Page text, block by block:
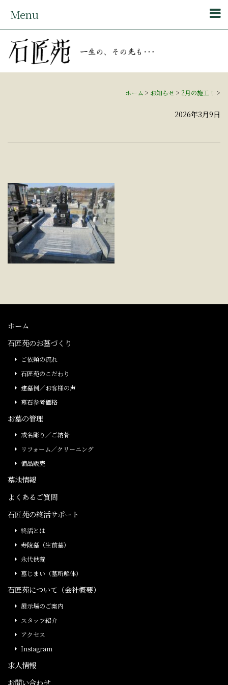
Menu
ホーム > お知らせ> 2月の施工！ >
2026年3月9日
ホーム
石匠苑のお墓づくり
ご依頼の流れ
石匠苑のこだわり
建墓例／お客様の声
墓石参考価格
お墓の管理
戒名彫り／ご納骨
リフォーム／クリーニング
備品販売
墓地情報
よくあるご質問
石匠苑の終活サポート
終活とは
寿陵墓（生前墓）
永代供養
墓じまい（墓所解体）
石匠苑について（会社概要）
展示場のご案内
スタッフ紹介
アクセス
Instagram
求人情報
お問い合わせ